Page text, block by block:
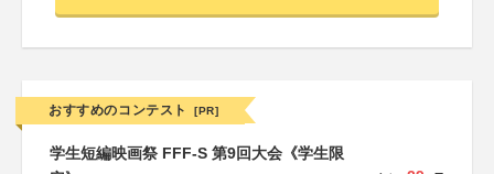
おすすめのコンテスト [PR]
学生短編映画祭 FFF-S 第9回大会《学生限